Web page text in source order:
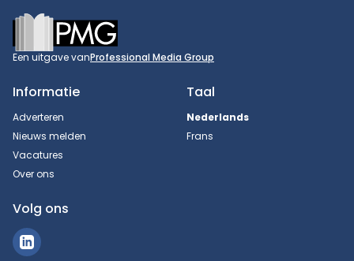
Footer
Een uitgave vanProfessional Media Group
Informatie
Adverteren
Nieuws melden
Vacatures
Over ons
Taal
Nederlands
Frans
Volg ons